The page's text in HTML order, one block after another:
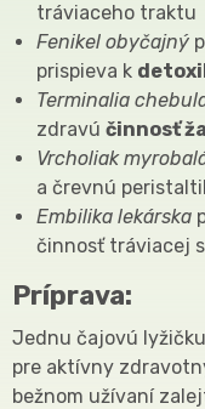
tráviaceho traktu
Fenikel obyčajný​
prispieva k
Terminalia
zdravú činnosť
Vrcholiak
a črevnú
Embilika lekárska
činnosť tráviacej
Príprava:
Jednu čajovú
pre aktívny
bežnom užívaní